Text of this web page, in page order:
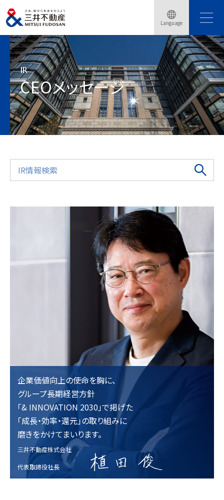
Language
トップページ 会社情報
統合報告書
統合報告書2025
IR
CEOメッセージ
企業価値向上の使命を胸に、
グループ長期経営方針
「& INNOVATION 2030」で掲げた
「成長・効率・還元」の取り組みに
磨きをかけてまいります。
三井不動産株式会社
代表取締役社長